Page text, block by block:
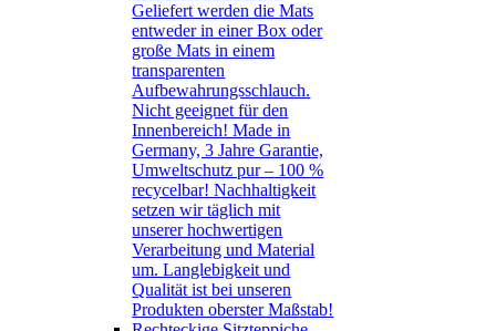
Geliefert werden die Mats
entweder in einer Box oder
große Mats in einem
transparenten
Aufbewahrungsschlauch.
Nicht geeignet für den
Innenbereich! Made in
Germany, 3 Jahre Garantie,
Umweltschutz pur – 100 %
recycelbar! Nachhaltigkeit
setzen wir täglich mit
unserer hochwertigen
Verarbeitung und Material
um. Langlebigkeit und
Qualität ist bei unseren
Produkten oberster Maßstab!